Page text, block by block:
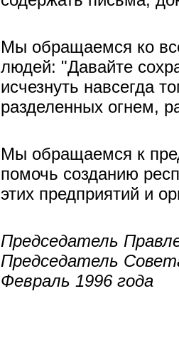
Мы обращаемся ко
людей: "Давайте
исчезнуть навсегда
разделенных огнем,
Мы обращаемся к
помочь созданию
этих предприятий и
Председатель
Председатель
Февраль 1996 года